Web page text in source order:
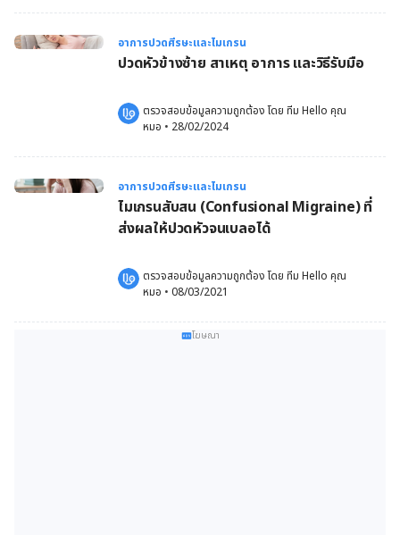
อาการปวดศีรษะและไมเกรน
ปวดหัวข้างซ้าย สาเหตุ อาการ และวิธีรับมือ
ตรวจสอบข้อมูลความถูกต้อง โดย ทีม Hello คุณ
หมอ • 28/02/2024
อาการปวดศีรษะและไมเกรน
ไมเกรนสับสน (Confusional Migraine) ที่
ส่งผลให้ปวดหัวจนเบลอได้
ตรวจสอบข้อมูลความถูกต้อง โดย ทีม Hello คุณ
หมอ • 08/03/2021
โฆษณา